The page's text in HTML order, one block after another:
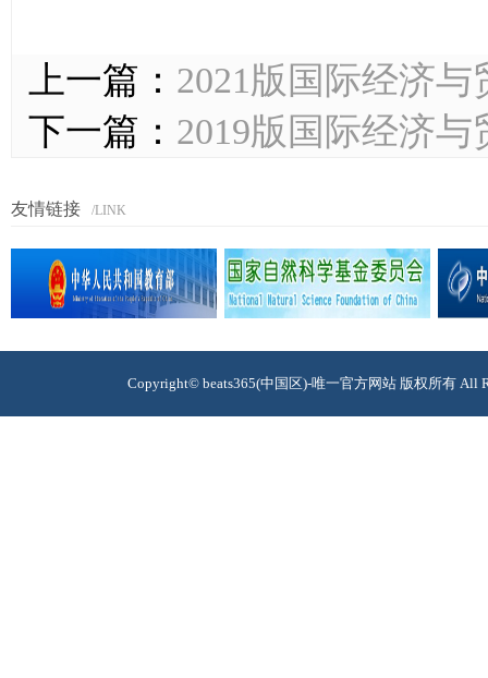
上一篇： 2021版国际经济
下一篇： 2019版国际经济
友情链接 /LINK
Copyright© beats365(中国区)-唯一官方网站 版权所有